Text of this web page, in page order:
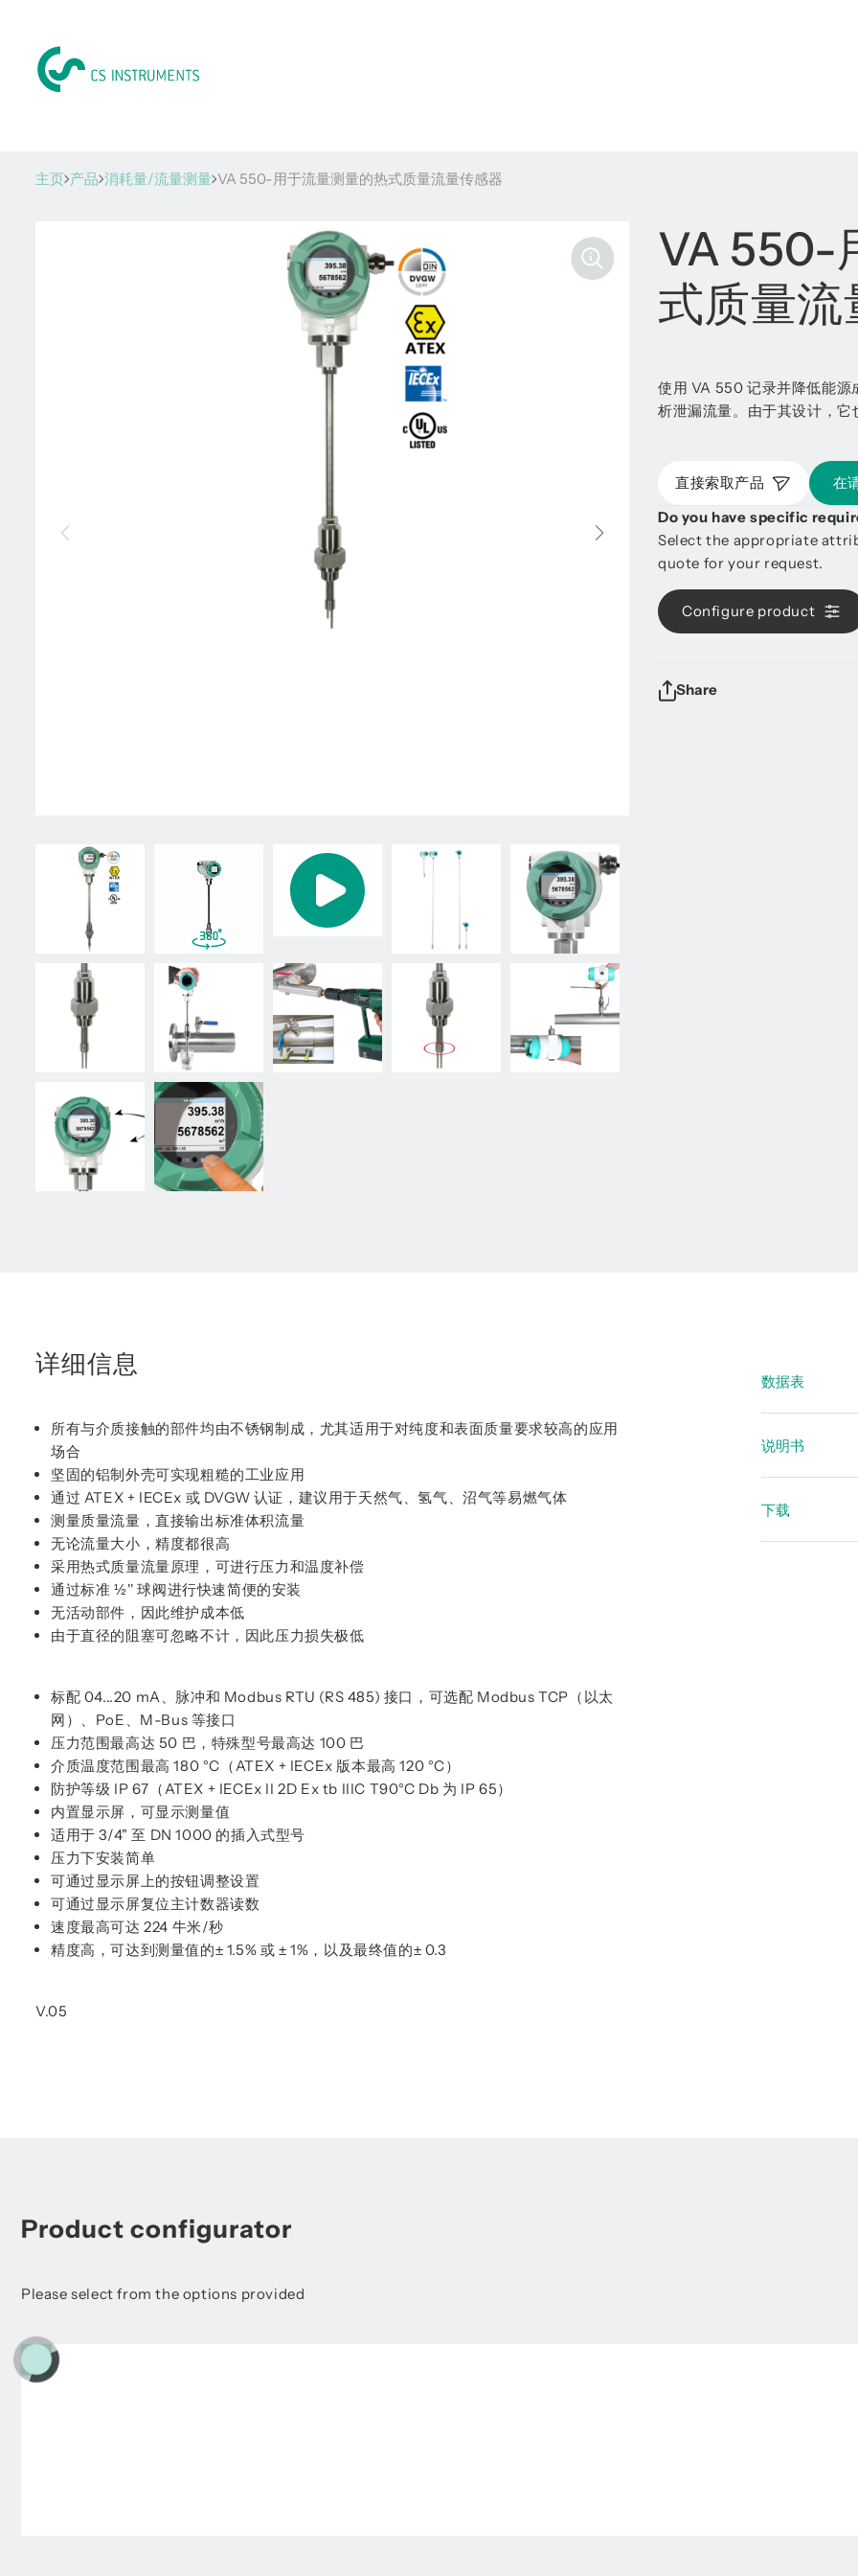
主页 产品 消耗量/流量测量 VA 550-用于流量测量的热式质量流量传感器
VA 550-
式质量流
使用 VA 550 记录并降低能源
析泄漏流量。由于其设计，它
直接索取产品
在
Do you have specific
Select the appropriate
quote for your request.
Configure product
Share
详细信息
所有与介质接触的部件均由不锈钢制成，尤其适用于对纯度和表面质量要求较高的应用
场合
坚固的铝制外壳可实现粗糙的工业应用
通过 ATEX + IECEx 或 DVGW 认证，建议用于天然气、氢气、沼气等易燃气体
测量质量流量，直接输出标准体积流量
无论流量大小，精度都很高
采用热式质量流量原理，可进行压力和温度补偿
通过标准 ½'' 球阀进行快速简便的安装
无活动部件，因此维护成本低
由于直径的阻塞可忽略不计，因此压力损失极低
标配 04...20 mA、脉冲和 Modbus RTU (RS 485) 接口，可选配 Modbus TCP（以太
网）、PoE、M-Bus 等接口
压力范围最高达 50 巴，特殊型号最高达 100 巴
介质温度范围最高 180 °C（ATEX + IECEx 版本最高 120 °C）
防护等级 IP 67（ATEX + IECEx II 2D Ex tb IIIC T90°C Db 为 IP 65）
内置显示屏，可显示测量值
适用于 3/4" 至 DN 1000 的插入式型号
压力下安装简单
可通过显示屏上的按钮调整设置
可通过显示屏复位主计数器读数
速度最高可达 224 牛米/秒
精度高，可达到测量值的± 1.5% 或 ± 1%，以及最终值的± 0.3
V.05
数据表
说明书
下载
Product configurator
Please select from the options provided